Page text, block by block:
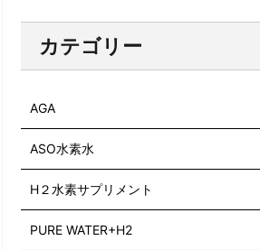
カテゴリー
AGA
ASO水素水
H２水素サプリメント
PURE WATER+H2